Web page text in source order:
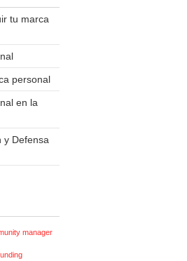
tu marca
personal
en la
y Defensa
manager